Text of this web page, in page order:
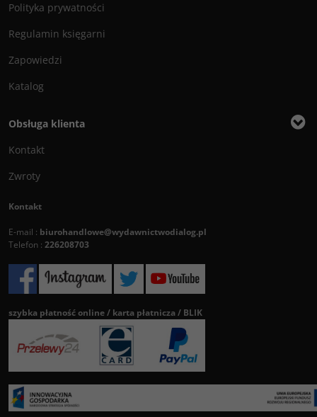
Polityka prywatności
Regulamin księgarni
Zapowiedzi
Katalog
Obsługa klienta
Kontakt
Zwroty
Kontakt
E-mail : biurohandlowe@wydawnictwodialog.pl
Telefon : 226208703
szybka płatność online / karta płatnicza / BLIK